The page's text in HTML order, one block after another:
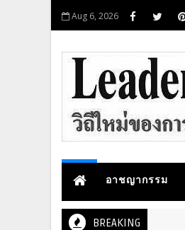
Aug 6, 2026
อาชญากรรม
BREAKING